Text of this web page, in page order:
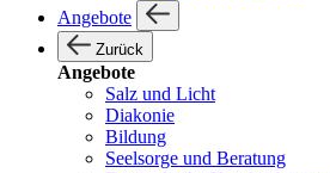
Angebote
Zurück
Angebote
Salz und Licht
Diakonie
Bildung
Seelsorge und Beratung